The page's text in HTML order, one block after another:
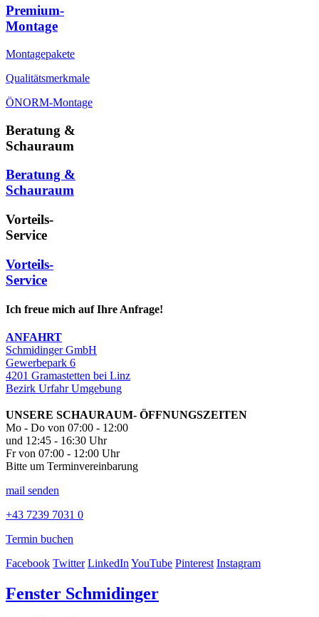
Premium-
Montage
Montagepakete
Qualitätsmerkmale
ÖNORM-Montage
Beratung &
Schauraum
Beratung &
Schauraum
Vorteils-
Service
Vorteils-
Service
Ich freue mich auf Ihre Anfrage!
ANFAHRT
Schmidinger GmbH
Gewerbepark 6
4201 Gramastetten bei Linz
Bezirk Urfahr Umgebung
UNSERE SCHAURAUM- ÖFFNUNGSZEITEN
Mo - Do von 07:00 - 12:00
und 12:45 - 16:30 Uhr
Fr von 07:00 - 12:00 Uhr
Bitte um Terminvereinbarung
mail senden
+43 7239 7031 0
Termin buchen
Facebook Twitter LinkedInYouTube Pinterest Instagram
Fenster Schmidinger